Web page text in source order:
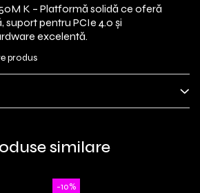
K – Platformă solidă ce oferă
suport pentru PCIe 4.0 și
excelentă.
produs
similare
-10%